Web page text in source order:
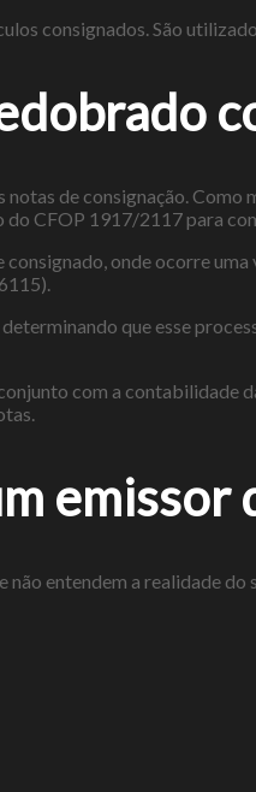
consignados. São
de consignação.
do CFOP 1917/2117 para
consignado, onde ocorre
que esse
com a
emissor
não entendem a realidade